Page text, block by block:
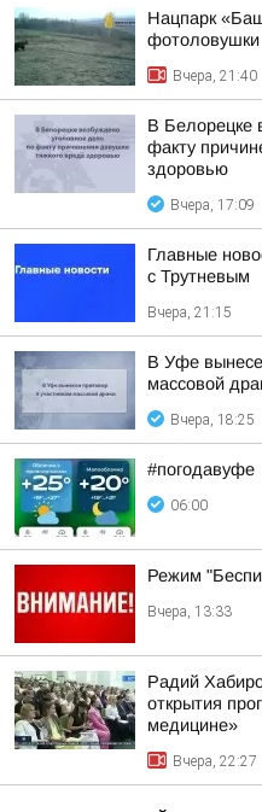
Нацпарк
фотоловушки
Вчера, 21:40
В Белорецке
факту
здоровью
Вчера, 17:09
Главные
с Трутневым
Вчера, 21:15
В Уфе
массовой
Вчера, 18:25
#погодавуфе
06:00
Режим
Вчера, 13:33
Радий
открытия
медицине»
Вчера, 22:27